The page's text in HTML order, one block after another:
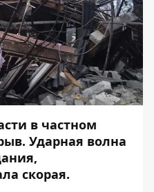
в частном
Ударная волна
скорая.